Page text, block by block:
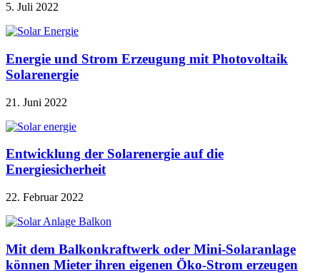
5. Juli 2022
Energie und Strom Erzeugung mit Photovoltaik
Solarenergie
21. Juni 2022
Entwicklung der Solarenergie auf die
Energiesicherheit
22. Februar 2022
Mit dem Balkonkraftwerk oder Mini-Solaranlage
können Mieter ihren eigenen Öko-Strom erzeugen